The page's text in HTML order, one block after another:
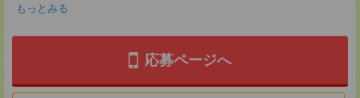
もっとみる
応募ページへ